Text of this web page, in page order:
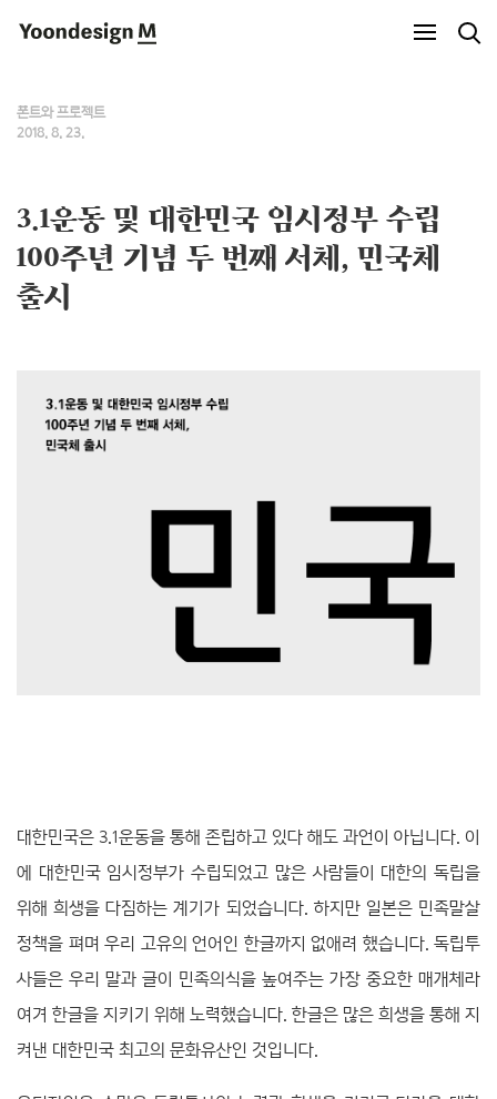
Yoondesign M
폰트와 프로젝트
2018. 8. 23.
3.1운동 및 대한민국 임시정부 수립
100주년 기념 두 번째 서체, 민국체
출시
대한민국은 3.1운동을 통해 존립하고 있다 해도 과언이 아닙니다. 이
에 대한민국 임시정부가 수립되었고 많은 사람들이 대한의 독립을
위해 희생을 다짐하는 계기가 되었습니다. 하지만 일본은 민족말살
정책을 펴며 우리 고유의 언어인 한글까지 없애려 했습니다. 독립투
사들은 우리 말과 글이 민족의식을 높여주는 가장 중요한 매개체라
여겨 한글을 지키기 위해 노력했습니다. 한글은 많은 희생을 통해 지
켜낸 대한민국 최고의 문화유산인 것입니다.